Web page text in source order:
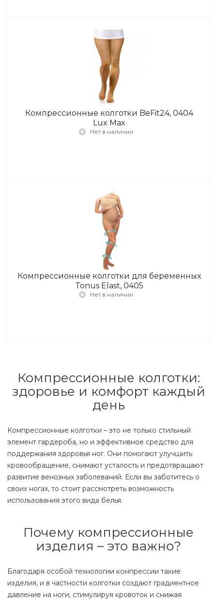
Компрессионные колготки BeFit24, 0404
Lux Max
Нет в наличии
Компрессионные колготки для беременных
Tonus Elast, 0405
Нет в наличии
Компрессионные колготки:
здоровье и комфорт каждый
день
Компрессионные колготки – это не только стильный
элемент гардероба, но и эффективное средство для
поддержания здоровья ног. Они помогают улучшить
кровообращение, снимают усталость и предотвращают
развитие венозных заболеваний. Если вы заботитесь о
своих ногах, то стоит рассмотреть возможность
использования этого вида белья.
Почему компрессионные
изделия – это важно?
Благодаря особой технологии компрессии такие
изделия, и в частности колготки создают градиентное
давление на ноги, стимулируя кровоток и снижая